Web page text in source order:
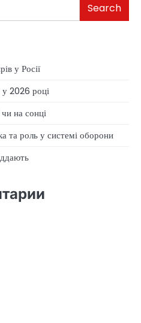
Search
у Росії
у 2026 році
на сонці
роль у системі оборони